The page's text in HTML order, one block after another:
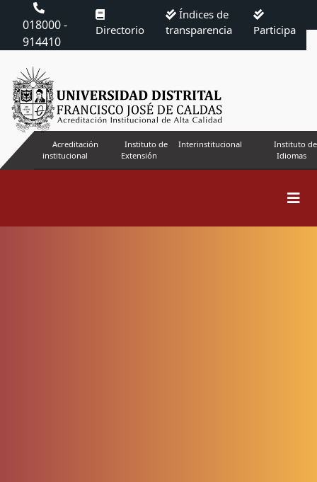
018000 -
914410
Directorio
Índices de
transparencia
Participa
Acreditación
institucional
Instituto de
Extensión
Interinstitucional
Instituto de
Idiomas